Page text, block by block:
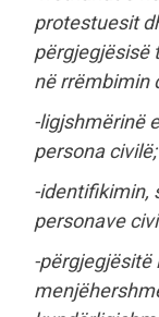
protestuesit
përgjegjësisë
në rrëmbimin
-ligjshmërinë
persona civilë;
-identifikimin,
personave
-përgjegjësitë